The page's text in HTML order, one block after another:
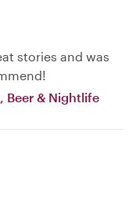
stories and was
Beer & Nightlife